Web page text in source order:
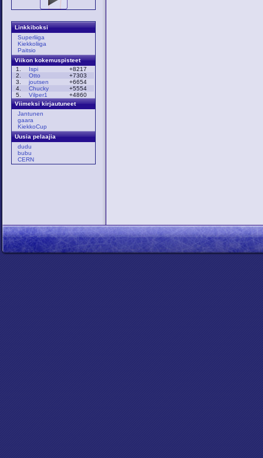
Linkkiboksi
Superliiga
Kiekkoliiga
Paitsio
Viikon kokemuspisteet
1.
Ispi
+8217
2.
Otto
+7303
3.
joutsen
+6654
4.
Chucky
+5554
5.
Vilper1
+4860
Viimeksi kirjautuneet
Jantunen
gaara
KiekkoCup
Uusia pelaajia
dudu
bubu
CERN